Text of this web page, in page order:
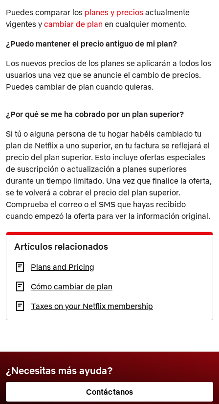
Puedes comparar los planes y precios actualmente
vigentes y cambiar de plan en cualquier momento.
¿Puedo mantener el precio antiguo de mi plan?
Los nuevos precios de los planes se aplicarán a todos los
usuarios una vez que se anuncie el cambio de precios.
Puedes cambiar de plan cuando quieras.
¿Por qué se me ha cobrado por un plan superior?
Si tú o alguna persona de tu hogar habéis cambiado tu
plan de Netflix a uno superior, en tu factura se reflejará el
precio del plan superior. Esto incluye ofertas especiales
de suscripción o actualización a planes superiores
durante un tiempo limitado. Una vez que finalice la oferta,
se te volverá a cobrar el precio del plan superior.
Comprueba el correo o el SMS que hayas recibido
cuando empezó la oferta para ver la información original.
Artículos relacionados
Plans and Pricing
Cómo cambiar de plan
Taxes on your Netflix membership
¿Necesitas más ayuda?
Contáctanos